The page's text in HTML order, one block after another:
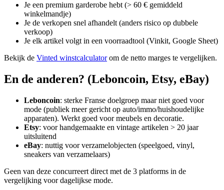
Je een premium garderobe hebt (> 60 € gemiddeld
winkelmandje)
Je de verkopen snel afhandelt (anders risico op dubbele
verkoop)
Je elk artikel volgt in een voorraadtool (Vinkit, Google Sheet)
Bekijk de Vinted winstcalculatorom de netto marges te vergelijken.
En de anderen? (Leboncoin, Etsy, eBay)
Leboncoin: sterke Franse doelgroep maar niet goed voor
mode (publiek meer gericht op auto/immo/huishoudelijke
apparaten). Werkt goed voor meubels en decoratie.
Etsy: voor handgemaakte en vintage artikelen > 20 jaar
uitsluitend
eBay: nuttig voor verzamelobjecten (speelgoed, vinyl,
sneakers van verzamelaars)
Geen van deze concurreert direct met de 3 platforms in de
vergelijking voor dagelijkse mode.